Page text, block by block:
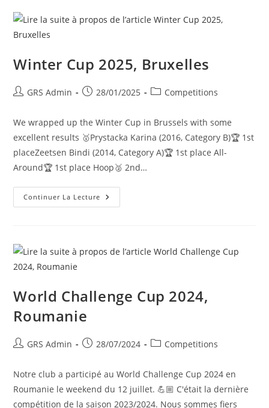
Winter Cup 2025, Bruxelles
GRS Admin 28/01/2025 Competitions
We wrapped up the Winter Cup in Brussels with some
excellent results 🥇Prystacka Karina (2016, Category B)🏆 1st
placeZeetsen Bindi (2014, Category A)🏆 1st place All-
Around🏆 1st place Hoop🥈 2nd…
Continuer La Lecture
World Challenge Cup 2024,
Roumanie
GRS Admin 28/07/2024 Competitions
Notre club a participé au World Challenge Cup 2024 en
Roumanie le weekend du 12 juillet. 💪🏼 C'était la dernière
compétition de la saison 2023/2024. Nous sommes fiers